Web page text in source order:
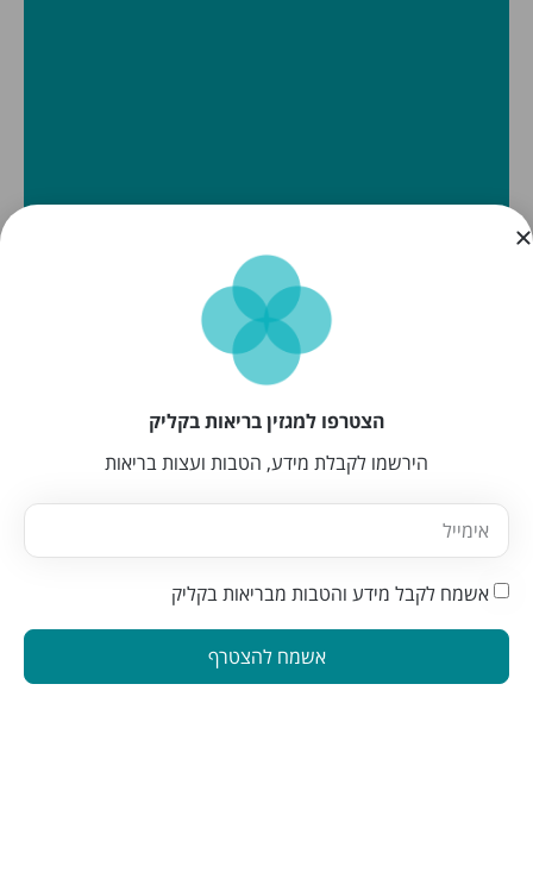
הצטרפו למגזין בריאות בקליק
הירשמו לקבלת מידע, הטבות ועצות בריאות
אשמח לקבל מידע והטבות מבריאות בקליק
אשמח להצטרף